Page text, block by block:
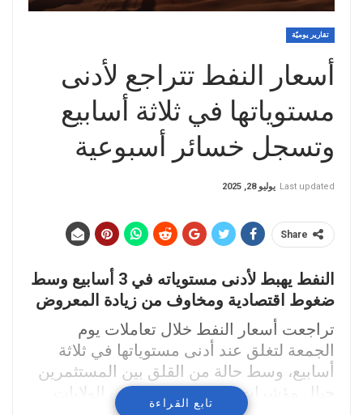
تقارير يوميّة
أسعار النفط تتراجع لأدنى
مستوياتها في ثلاثة أسابيع
وتسجل خسائر أسبوعية
Last updated يوليو 28, 2025
Share
النفط يهبط لأدنى مستوياته في 3 أسابيع وسط
ضغوط اقتصادية ومخاوف من زيادة المعروض
تراجعت أسعار النفط خلال تعاملات يوم
الجمعة لتغلق عند أدنى مستوياتها في ثلاثة
أسابيع، وسط حالة من القلق بين المستثمرين
حيال مؤشرات ضعف اقتصادي في الولايات
تابع القراءة